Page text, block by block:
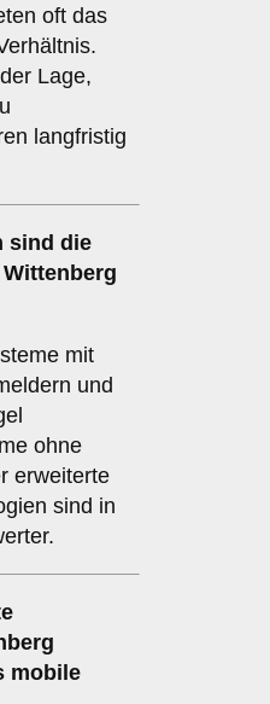
oft das
Lage,
langfristig
sind die
mit
und
ohne
erweiterte
sind in
mobile